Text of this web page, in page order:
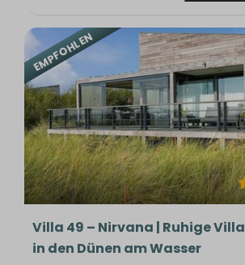
EMPFOHLEN
Villa 49 – Nirvana | Ruhige Villa
in den Dünen am Wasser